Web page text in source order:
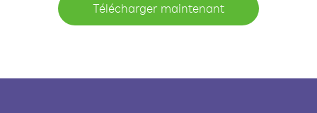
Télécharger maintenant